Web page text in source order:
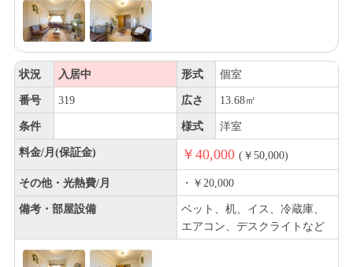
状況 入居中 形式 個室
番号 319 広さ 13.68㎡
条件 様式 洋室
料金/月(保証金) ￥40,000 (￥50,000)
その他・光熱費/月 ・￥20,000
備考・部屋設備
ベット、机、イス、冷蔵庫、
エアコン、デスクライトなど